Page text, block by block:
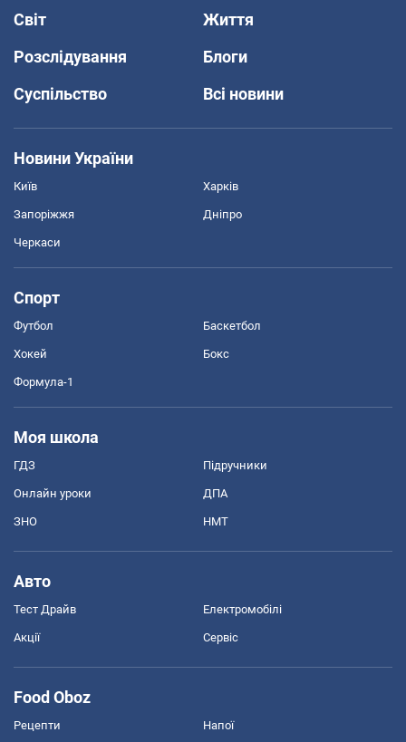
Світ
Життя
Розслідування
Блоги
Суспільство
Всі новини
Новини України
Київ Харків
Запоріжжя Дніпро
Черкаси
Спорт
Футбол Баскетбол
Хокей Бокс
Формула-1
Моя школа
ГДЗ Підручники
Онлайн уроки ДПА
ЗНО НМТ
Авто
Тест Драйв Електромобілі
Акції Сервіс
Food Oboz
Рецепти Напої